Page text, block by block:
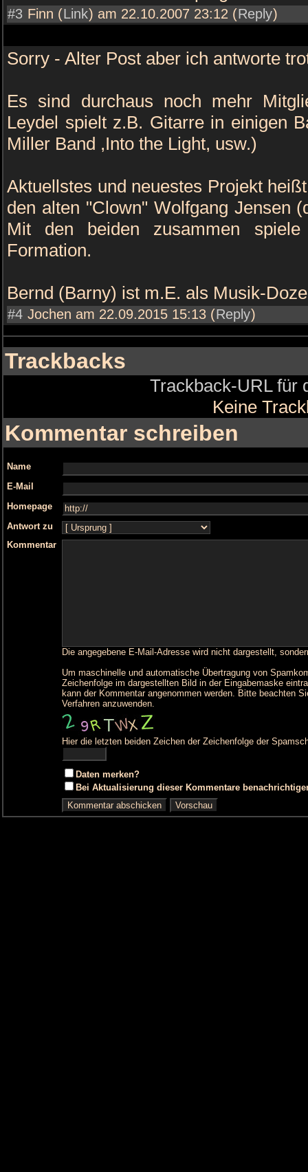
#3 Finn (Link) am 22.10.2007 23:12 (Reply)
Sorry - Alter Post aber ich antworte
Es sind durchaus noch mehr
Leydel spielt z.B. Gitarre in einigen
Miller Band ,Into the Light, usw.)
Aktuellstes und neuestes Projekt
den alten "Clown" Wolfgang Jensen
Mit den beiden zusammen
Formation.
Bernd (Barny) ist m.E. als Musik-
#4 Jochen am 22.09.2015 15:13 (Reply)
Trackbacks
Trackback-URL für
Keine
Kommentar schreiben
Name
E-Mail
Homepage
Antwort zu
Kommentar
Die angegebene E-Mail-Adresse wird nicht dargestellt,
Um maschinelle und automatische Übertragung von
Zeichenfolge im dargestellten Bild in der Eingabemaske
kann der Kommentar angenommen werden. Bitte beachten
Verfahren anzuwenden.
Hier die letzten beiden Zeichen der Zeichenfolge der
Daten merken?
Bei Aktualisierung dieser Kommentare